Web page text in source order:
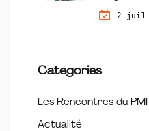
lauréates
2 juil.
Categories
Les Rencontres du PMI
Actualité